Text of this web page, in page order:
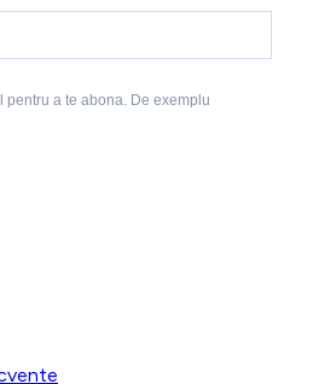
pentru a te abona. De exemplu